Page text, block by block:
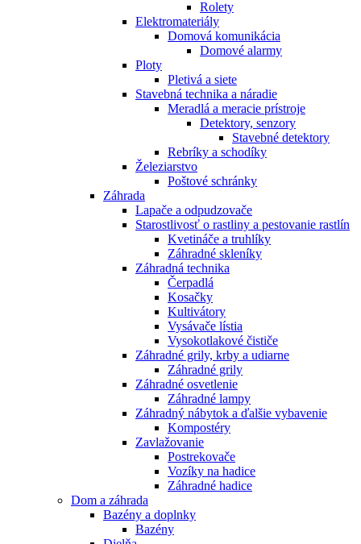
Rolety
Elektromateriály
Domová komunikácia
Domové alarmy
Ploty
Pletivá a siete
Stavebná technika a náradie
Meradlá a meracie prístroje
Detektory, senzory
Stavebné detektory
Rebríky a schodíky
Železiarstvo
Poštové schránky
Záhrada
Lapače a odpudzovače
Starostlivosť o rastliny a pestovanie rastlín
Kvetináče a truhlíky
Záhradné skleníky
Záhradná technika
Čerpadlá
Kosačky
Kultivátory
Vysávače lístia
Vysokotlakové čističe
Záhradné grily, krby a udiarne
Záhradné grily
Záhradné osvetlenie
Záhradné lampy
Záhradný nábytok a ďalšie vybavenie
Kompostéry
Zavlažovanie
Postrekovače
Vozíky na hadice
Záhradné hadice
Dom a záhrada
Bazény a doplnky
Bazény